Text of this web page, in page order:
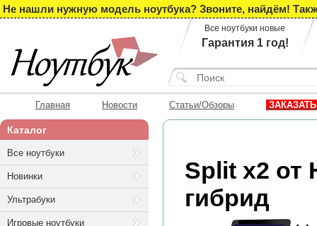
Не нашли нужную модель ноутбука? Звоните, найдём!
Все ноутбуки новые
Гарантия 1 год!
Главная Новости Статьи/Обзоры
Каталог
Все ноутбуки
Новинки
Ультрабуки
Игровые ноутбуки
Split x2
гибрид